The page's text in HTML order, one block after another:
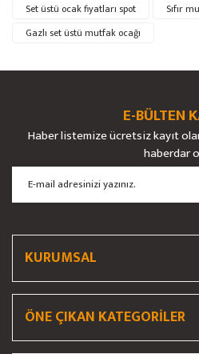
Ürün fiyatı diğer sitelerden daha
Set üstü ocak fiyatları spot
Sıfır
Gazlı set üstü mutfak ocağı
E-BÜLTEN
Haber listemize ücretsiz kayıt
haberdar
KURUMSAL
ÖNE ÇIKAN KATEGORİLER